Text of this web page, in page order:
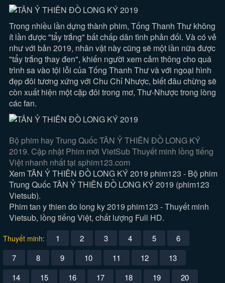
Trong nhiều lần dựng thành phim, Tống Thanh Thư không
ít lần được "tẩy trắng" bất chấp dân tình phản đối. Và có vẻ
như với bản 2019, nhân vật này cũng sẽ một lần nữa được
"tẩy trắng thay đen", khiến người xem cảm thông cho quá
trình sa vào tội lỗi của Tống Thanh Thư và với ngoại hình
đẹp đôi tương xứng với Chu Chỉ Nhược, biết đâu chừng sẽ
còn xuất hiện một cặp đôi trong mơ, Thư-Nhược trong lòng
các fan.
Bộ phim hay Trung Quốc TÂN Ỷ THIÊN ĐỒ LONG KÝ
2019. Cập nhật Phim mới VietSub Thuyết minh lồng tiếng
Việt nhanh nhất tại sphim123.com
Xem TÂN Ỷ THIÊN ĐỒ LONG KÝ 2019 phim123 - Bộ phim
Trung Quốc TÂN Ỷ THIÊN ĐỒ LONG KÝ 2019 (phim123
Vietsub).
Phim tan y thien do long ky 2019 phim123 - Thuyết minh
Vietsub, lồng tiếng Việt, chất lượng Full HD.
Thuyết minh: 1 2 3 4 5
6
7
8 9 10 11 12
13
14
15 16 17 18 19
20